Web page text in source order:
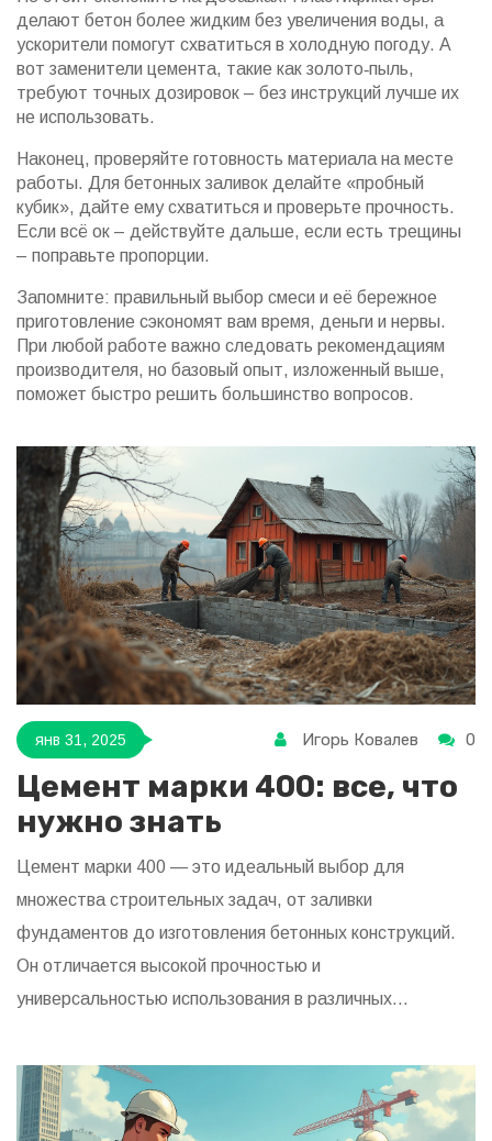
делают бетон более жидким без увеличения воды, а
ускорители помогут схватиться в холодную погоду. А
вот заменители цемента, такие как золото‑пыль,
требуют точных дозировок – без инструкций лучше их
не использовать.
Наконец, проверяйте готовность материала на месте
работы. Для бетонных заливок делайте «пробный
кубик», дайте ему схватиться и проверьте прочность.
Если всё ок – действуйте дальше, если есть трещины
– поправьте пропорции.
Запомните: правильный выбор смеси и её бережное
приготовление сэкономят вам время, деньги и нервы.
При любой работе важно следовать рекомендациям
производителя, но базовый опыт, изложенный выше,
поможет быстро решить большинство вопросов.
янв 31, 2025 Игорь Ковалев 0
Цемент марки 400: все, что
нужно знать
Цемент марки 400 — это идеальный выбор для
множества строительных задач, от заливки
фундаментов до изготовления бетонных конструкций.
Он отличается высокой прочностью и
универсальностью использования в различных
подходит для частного строительства благодаря
оптимальному соотношению цены и качества. В статье
рассмотрим свойства, применение и преимущества